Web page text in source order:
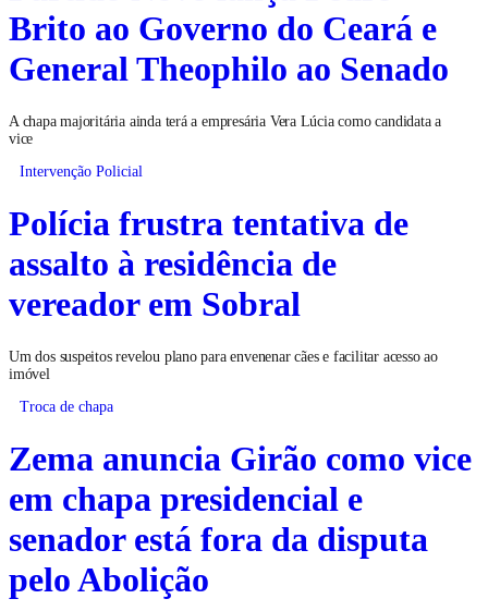
Brito ao Governo do Ceará e
General Theophilo ao Senado
A chapa majoritária ainda terá a empresária Vera Lúcia como candidata a
vice
Intervenção Policial
Polícia frustra tentativa de
assalto à residência de
vereador em Sobral
Um dos suspeitos revelou plano para envenenar cães e facilitar acesso ao
imóvel
Troca de chapa
Zema anuncia Girão como vice
em chapa presidencial e
senador está fora da disputa
pelo Abolição